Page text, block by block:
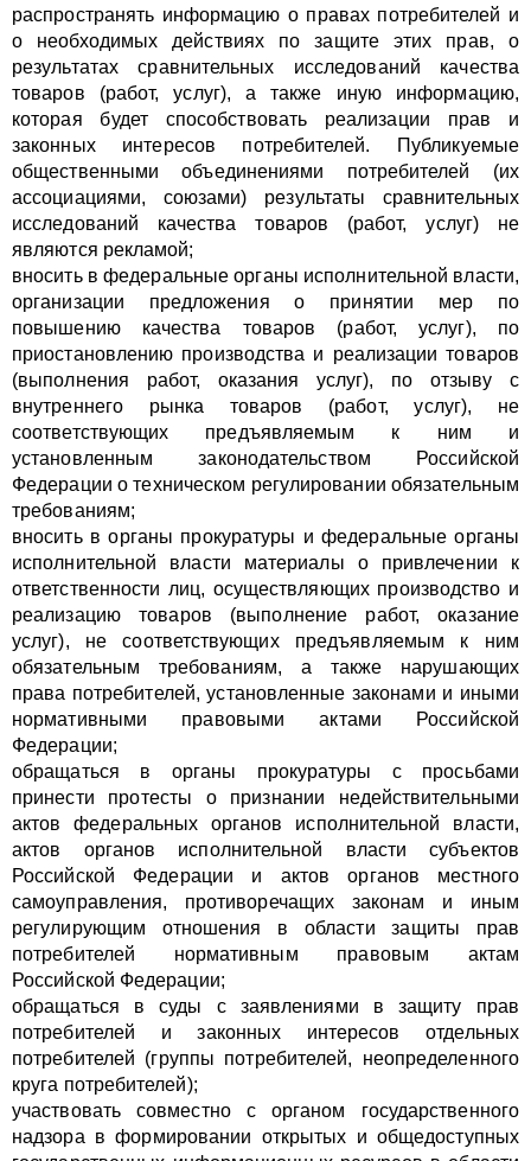
распространять информацию о правах потребителей и
о необходимых действиях по защите этих прав, о
результатах сравнительных исследований качества
товаров (работ, услуг), а также иную информацию,
которая будет способствовать реализации прав и
законных интересов потребителей. Публикуемые
общественными объединениями потребителей (их
ассоциациями, союзами) результаты сравнительных
исследований качества товаров (работ, услуг) не
являются рекламой;
вносить в федеральные органы исполнительной власти,
организации предложения о принятии мер по
повышению качества товаров (работ, услуг), по
приостановлению производства и реализации товаров
(выполнения работ, оказания услуг), по отзыву с
внутреннего рынка товаров (работ, услуг), не
соответствующих предъявляемым к ним и
установленным законодательством Российской
Федерации о техническом регулировании обязательным
требованиям;
вносить в органы прокуратуры и федеральные органы
исполнительной власти материалы о привлечении к
ответственности лиц, осуществляющих производство и
реализацию товаров (выполнение работ, оказание
услуг), не соответствующих предъявляемым к ним
обязательным требованиям, а также нарушающих
права потребителей, установленные законами и иными
нормативными правовыми актами Российской
Федерации;
обращаться в органы прокуратуры с просьбами
принести протесты о признании недействительными
актов федеральных органов исполнительной власти,
актов органов исполнительной власти субъектов
Российской Федерации и актов органов местного
самоуправления, противоречащих законам и иным
регулирующим отношения в области защиты прав
потребителей нормативным правовым актам
Российской Федерации;
обращаться в суды с заявлениями в защиту прав
потребителей и законных интересов отдельных
потребителей (группы потребителей, неопределенного
круга потребителей);
участвовать совместно с органом государственного
надзора в формировании открытых и общедоступных